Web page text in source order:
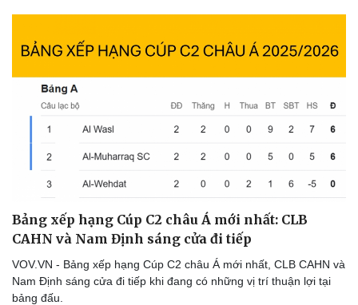
Bảng xếp hạng Cúp C2 châu Á mới nhất: CLB
CAHN và Nam Định sáng cửa đi tiếp
VOV.VN - Bảng xếp hạng Cúp C2 châu Á mới nhất, CLB CAHN và
Nam Định sáng cửa đi tiếp khi đang có những vị trí thuận lợi tại
bảng đấu.